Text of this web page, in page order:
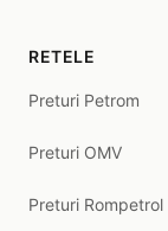
RETELE
Preturi Petrom
Preturi OMV
Preturi Rompetrol